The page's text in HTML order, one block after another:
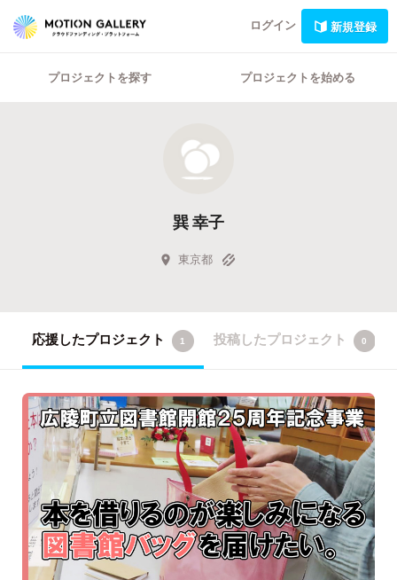
ログイン 新規登録
プロジェクトを探す プロジェクトを始める
巽 幸子
東京都
応援したプロジェクト 1 投稿したプロジェクト 0